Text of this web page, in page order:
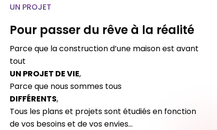
UN PROJET
Pour passer du rêve à la réalité
Parce que la construction d’une maison est avant
tout
UN PROJET DE VIE,
Parce que nous sommes tous
DIFFÉRENTS,
Tous les plans et projets sont étudiés en fonction
de vos besoins et de vos envies…